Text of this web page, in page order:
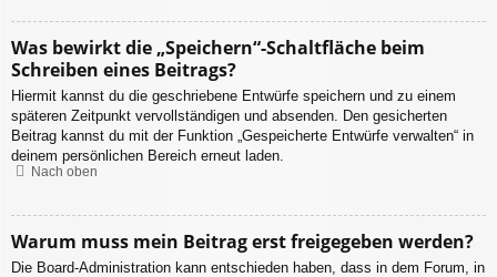
Was bewirkt die „Speichern“-Schaltfläche beim
Schreiben eines Beitrags?
Hiermit kannst du die geschriebene Entwürfe speichern und zu einem
späteren Zeitpunkt vervollständigen und absenden. Den gesicherten
Beitrag kannst du mit der Funktion „Gespeicherte Entwürfe verwalten“ in
deinem persönlichen Bereich erneut laden.
Nach oben
Warum muss mein Beitrag erst freigegeben werden?
Die Board-Administration kann entschieden haben, dass in dem Forum, in